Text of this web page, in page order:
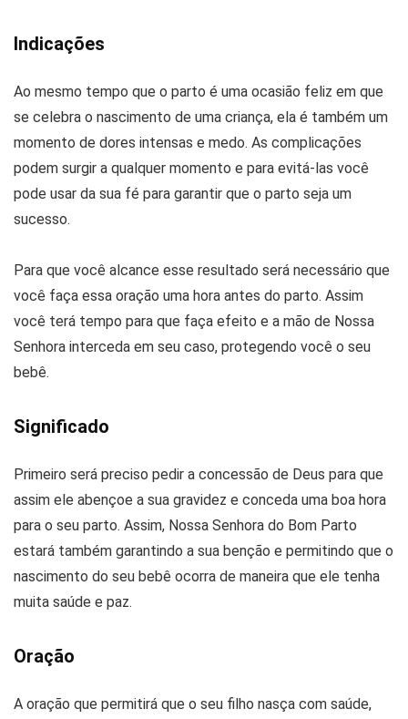
Indicações
Ao mesmo tempo que o parto é uma ocasião feliz em que
se celebra o nascimento de uma criança, ela é também um
momento de dores intensas e medo. As complicações
podem surgir a qualquer momento e para evitá-las você
pode usar da sua fé para garantir que o parto seja um
sucesso.
Para que você alcance esse resultado será necessário que
você faça essa oração uma hora antes do parto. Assim
você terá tempo para que faça efeito e a mão de Nossa
Senhora interceda em seu caso, protegendo você o seu
bebê.
Significado
Primeiro será preciso pedir a concessão de Deus para que
assim ele abençoe a sua gravidez e conceda uma boa hora
para o seu parto. Assim, Nossa Senhora do Bom Parto
estará também garantindo a sua benção e permitindo que o
nascimento do seu bebê ocorra de maneira que ele tenha
muita saúde e paz.
Oração
A oração que permitirá que o seu filho nasça com saúde,